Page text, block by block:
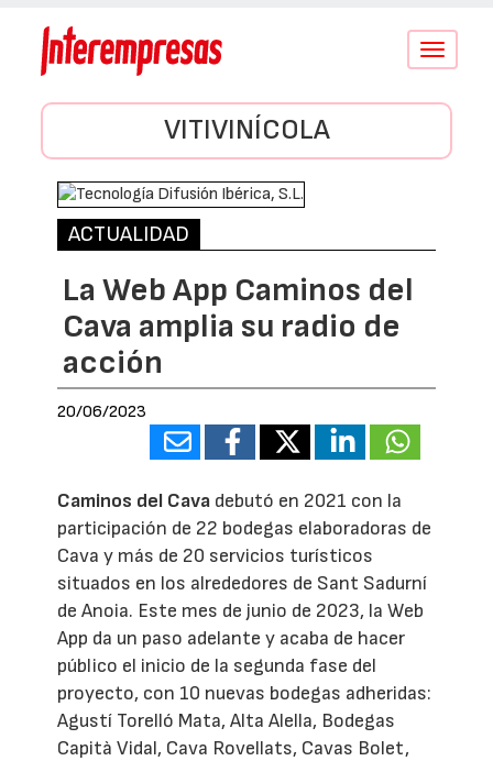
Conmutar
VITIVINÍCOLA
ACTUALIDAD
La Web App Caminos del
Cava amplia su radio de
acción
20/06/2023
Caminos del Cava debutó en 2021 con la
participación de 22 bodegas elaboradoras de
Cava y más de 20 servicios turísticos
situados en los alrededores de Sant Sadurní
de Anoia. Este mes de junio de 2023, la Web
App da un paso adelante y acaba de hacer
público el inicio de la segunda fase del
proyecto, con 10 nuevas bodegas adheridas:
Agustí Torelló Mata, Alta Alella, Bodegas
Capità Vidal, Cava Rovellats, Cavas Bolet,